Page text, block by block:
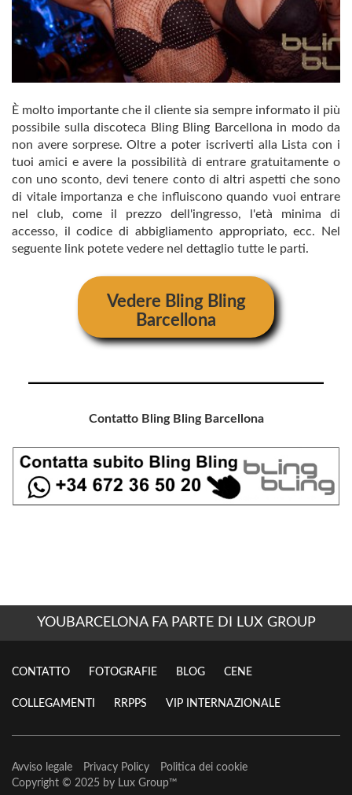
È molto importante che il cliente sia sempre informato il più
possibile sulla discoteca Bling Bling Barcellona in modo da
non avere sorprese. Oltre a poter iscriverti alla Lista con i
tuoi amici e avere la possibilità di entrare gratuitamente o
con uno sconto, devi tenere conto di altri aspetti che sono
di vitale importanza e che influiscono quando vuoi entrare
nel club, come il prezzo dell'ingresso, l'età minima di
accesso, il codice di abbigliamento appropriato, ecc. Nel
seguente link potete vedere nel dettaglio tutte le parti.
Vedere Bling Bling
Barcellona
Contatto Bling Bling Barcellona
YOUBARCELONA FA PARTE DI LUX GROUP
CONTATTO FOTOGRAFIE BLOG CENE
COLLEGAMENTI RRPPS VIP INTERNAZIONALE
Avviso legale Privacy Policy
Politica dei cookie
Copyright © 2025 by Lux Group™